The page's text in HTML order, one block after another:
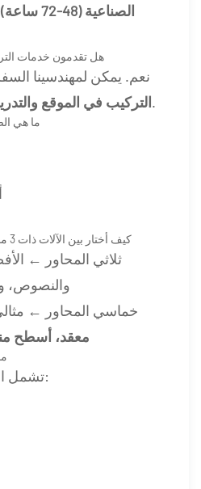
الصناعية (48-72 ساعة)
2. هل تقدمون خدمات
نعم. يمكن لمهندسينا
التركيب في الموقع.
3. ما هي
4. كيف أختار بين الآلات ذات 3 محاور والآلات ذات 5 محاور؟
ثلاثي المحاور ←
والنصوص،
خماسي المحاور ←
معقد، أسطح
تشمل العوامل الرئيسية ما يلي: